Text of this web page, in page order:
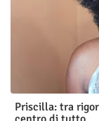
Priscilla: tra